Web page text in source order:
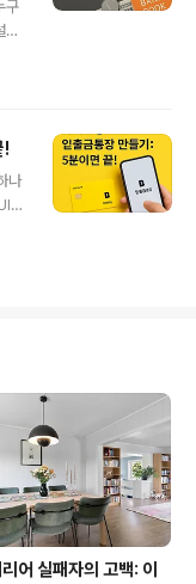
구
해
!
나
와
분
어 실패자의 고백: 이